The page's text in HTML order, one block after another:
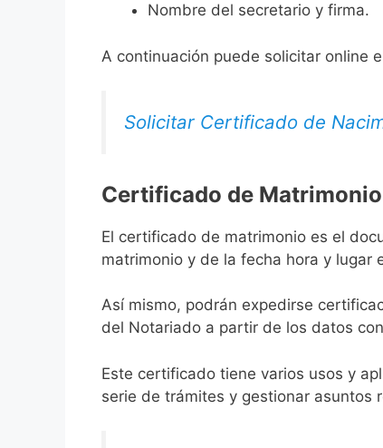
Nombre del secretario y firma.
A continuación puede solicitar online
Solicitar Certificado de
Certificado de Matrimonio
El certificado de matrimonio es el
matrimonio y de la fecha hora y lugar
Así mismo, podrán expedirse
del Notariado a partir de los datos
Este certificado tiene varios usos y
serie de trámites y gestionar asuntos